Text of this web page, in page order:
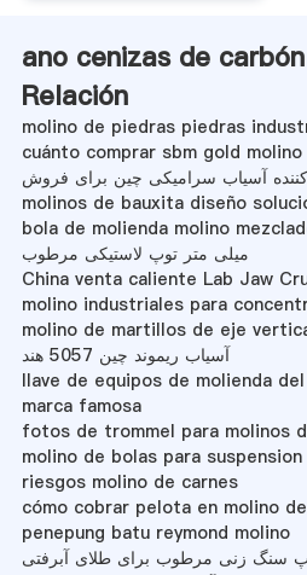
ano cenizas de
Relación
molino de piedras piedras
cuánto comprar sbm gold
کننده آسیاب سرامیکی چین برای فروش
molinos de bauxita diseño
bola de molienda molino
میلی متر توپ لاستیکی مرطوب
China venta caliente Lab Jaw
molino industriales para
molino de martillos de eje
آسیاب ریموند چین 5057 هند
llave de equipos de molienda
marca famosa
fotos de trommel para molinos
molino de bolas para suspension
riesgos molino de carnes
cómo cobrar pelota en molino
penepung batu reymond molino
سنگ زنی مرطوب برای طلای آبرفتی